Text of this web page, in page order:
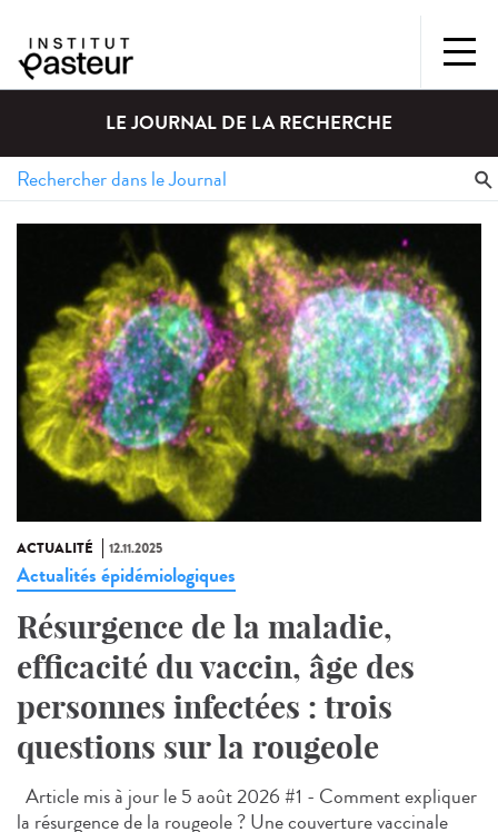
LE JOURNAL DE LA RECHERCHE
ACTUALITÉ 12.11.2025
Actualités épidémiologiques
Résurgence de la maladie,
efficacité du vaccin, âge des
personnes infectées : trois
questions sur la rougeole
Article mis à jour le 5 août 2026 #1 - Comment expliquer
la résurgence de la rougeole ? Une couverture vaccinale